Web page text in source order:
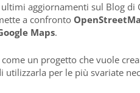
aggiornamenti sul Blog
a confronto
Maps.
come un progetto che vuole
utilizzarla per le più svariate